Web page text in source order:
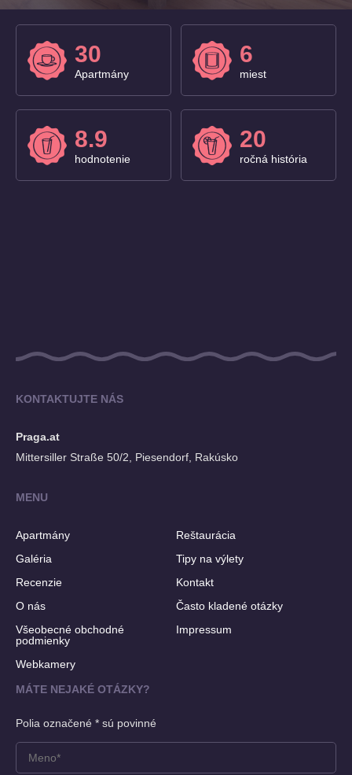
30
Apartmány
6
miest
8.9
hodnotenie
20
ročná história
KONTAKTUJTE NÁS
Praga.at
Mittersiller Straße 50/2, Piesendorf, Rakúsko
MENU
Apartmány
Reštaurácia
Galéria
Tipy na výlety
Recenzie
Kontakt
O nás
Často kladené otázky
Všeobecné obchodné
podmienky
Impressum
Webkamery
MÁTE NEJAKÉ OTÁZKY?
Polia označené * sú povinné